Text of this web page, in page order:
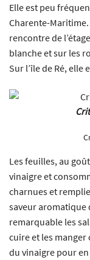
Elle est peu
Charente-Maritime.
rencontre de
blanche et sur les
Sur l’île de Ré,
Les feuilles, au
vinaigre et
charnues et
saveur aromatique
remarquable les
cuire et les
du vinaigre pour